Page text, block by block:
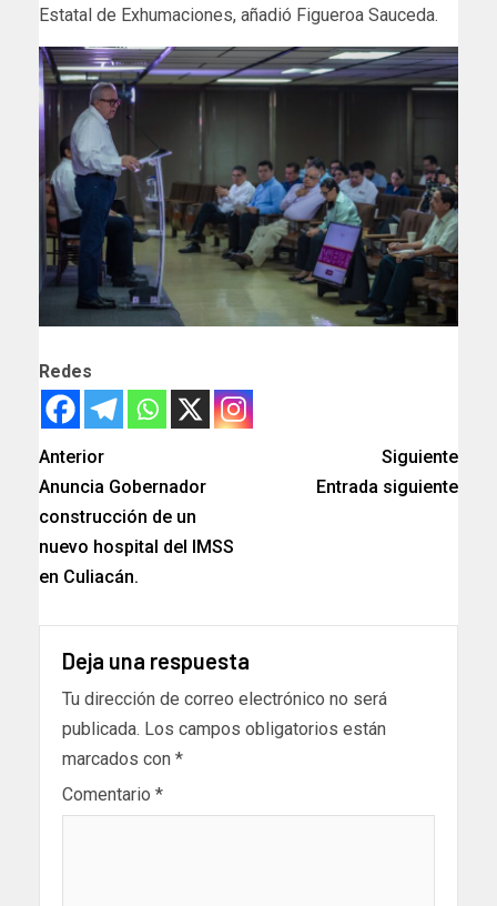
Estatal de Exhumaciones, añadió Figueroa Sauceda.
Redes
Anterior
Anuncia Gobernador
construcción de un
nuevo hospital del IMSS
en Culiacán.
Siguiente
Entrada siguiente
Deja una respuesta
Tu dirección de correo electrónico no será
publicada. Los campos obligatorios están
marcados con *
Comentario *